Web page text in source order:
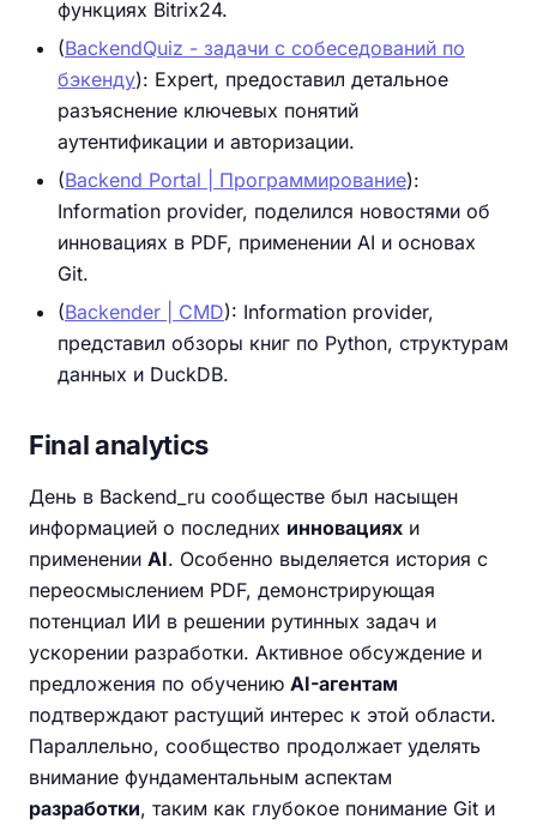
функциях Bitrix24.
(BackendQuiz - задачи с собеседований по
бэкенду): Expert, предоставил детальное
разъяснение ключевых понятий
аутентификации и авторизации.
(Backend Portal | Программирование):
Information provider, поделился новостями об
инновациях в PDF, применении AI и основах
Git.
(Backender | CMD): Information provider,
представил обзоры книг по Python, структурам
данных и DuckDB.
Final analytics
День в Backend_ru сообществе был насыщен
информацией о последних инновациях и
применении AI. Особенно выделяется история с
переосмыслением PDF, демонстрирующая
потенциал ИИ в решении рутинных задач и
ускорении разработки. Активное обсуждение и
предложения по обучению AI-агентам
подтверждают растущий интерес к этой области.
Параллельно, сообщество продолжает уделять
внимание фундаментальным аспектам
разработки, таким как глубокое понимание Git и